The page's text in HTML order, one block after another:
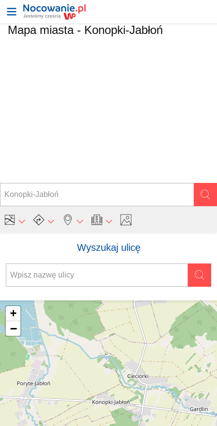
Mapa miasta - Konopki-Jabłoń
Wyszukaj ulicę
+
−